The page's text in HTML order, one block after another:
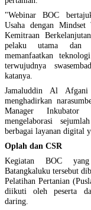
"Webinar BOC
Usaha dengan Mindset
Kemitraan
pelaku utama dan
memanfaatkan
terwujudnya
katanya.
Jamaluddin Al Afgani
menghadirkan
Manager Inkubator
mengelaborasi
berbagai layanan digital
Oplah dan CSR
Kegiatan BOC
Batangkaluku tersebut
Pelatihan Pertanian
diikuti oleh peserta
daring.